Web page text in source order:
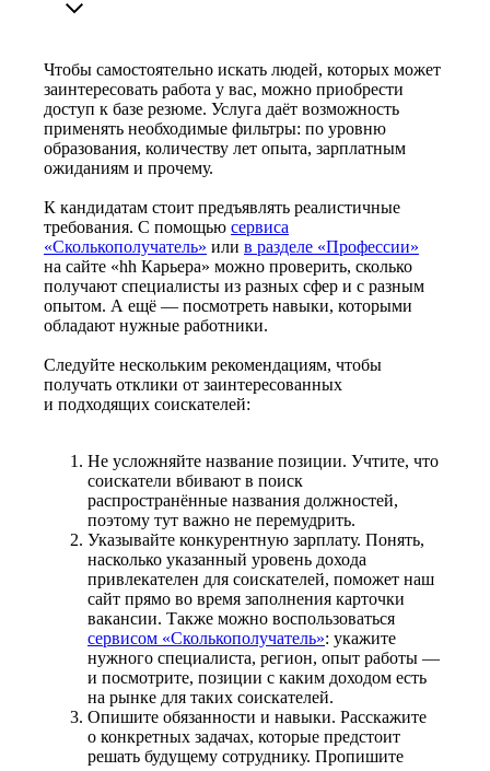
Чтобы самостоятельно искать людей, которых может
заинтересовать работа у вас, можно приобрести
доступ к базе резюме. Услуга даёт возможность
применять необходимые фильтры: по уровню
образования, количеству лет опыта, зарплатным
ожиданиям и прочему.
К кандидатам стоит предъявлять реалистичные
требования. С помощью сервиса
«Сколькополучатель» или в разделе «Профессии»
на сайте «hh Карьера» можно проверить, сколько
получают специалисты из разных сфер и с разным
опытом. А ещё — посмотреть навыки, которыми
обладают нужные работники.
Следуйте нескольким рекомендациям, чтобы
получать отклики от заинтересованных
и подходящих соискателей:
Не усложняйте название позиции. Учтите, что
соискатели вбивают в поиск
распространённые названия должностей,
поэтому тут важно не перемудрить.
Указывайте конкурентную зарплату. Понять,
насколько указанный уровень дохода
привлекателен для соискателей, поможет наш
сайт прямо во время заполнения карточки
вакансии. Также можно воспользоваться
сервисом «Сколькополучатель»: укажите
нужного специалиста, регион, опыт работы —
и посмотрите, позиции с каким доходом есть
на рынке для таких соискателей.
Опишите обязанности и навыки. Расскажите
о конкретных задачах, которые предстоит
решать будущему сотруднику. Пропишите